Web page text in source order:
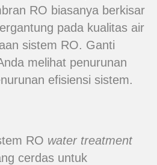
RO biasanya berkisar
pada kualitas air
sistem RO. Ganti
melihat penurunan
efisiensi sistem.
RO water treatment
cerdas untuk